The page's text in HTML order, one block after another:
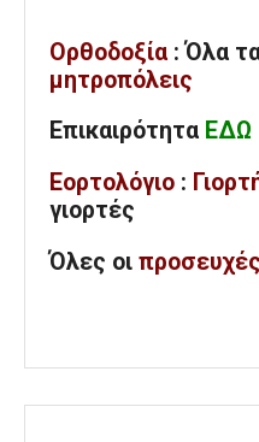
Ορθοδοξία : Όλα
μητροπόλεις
Επικαιρότητα ΕΔΩ
Εορτολόγιο :
γιορτές
Όλες οι προσευχές